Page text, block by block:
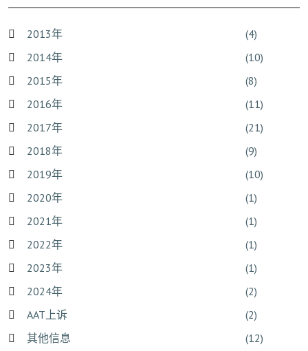
2013年
(4)
2014年
(10)
2015年
(8)
2016年
(11)
2017年
(21)
2018年
(9)
2019年
(10)
2020年
(1)
2021年
(1)
2022年
(1)
2023年
(1)
2024年
(2)
AAT上诉
(2)
其他信息
(12)